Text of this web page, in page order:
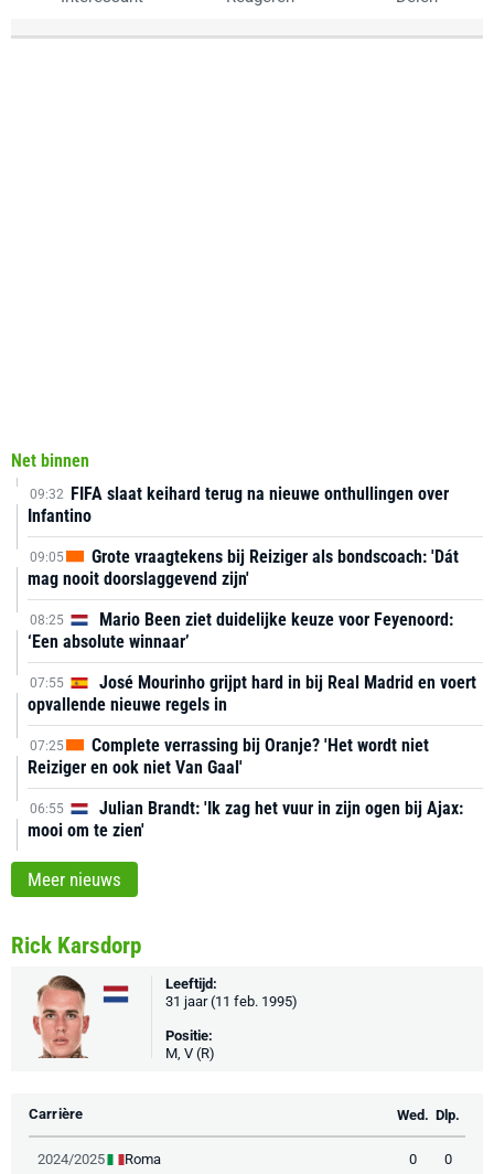
Net binnen
09:32 FIFA slaat keihard terug na nieuwe onthullingen over
Infantino
09:05
Grote vraagtekens bij Reiziger als bondscoach: 'Dát
mag nooit doorslaggevend zijn'
08:25
Mario Been ziet duidelijke keuze voor Feyenoord:
‘Een absolute winnaar’
07:55
José Mourinho grijpt hard in bij Real Madrid en voert
opvallende nieuwe regels in
07:25
Complete verrassing bij Oranje? 'Het wordt niet
Reiziger en ook niet Van Gaal'
06:55
Julian Brandt: 'Ik zag het vuur in zijn ogen bij Ajax:
mooi om te zien'
Meer nieuws
Rick Karsdorp
Leeftijd:
31 jaar (11 feb. 1995)
Positie:
M, V (R)
Carrière Wed. Dlp.
2024/2025 Roma 0 0